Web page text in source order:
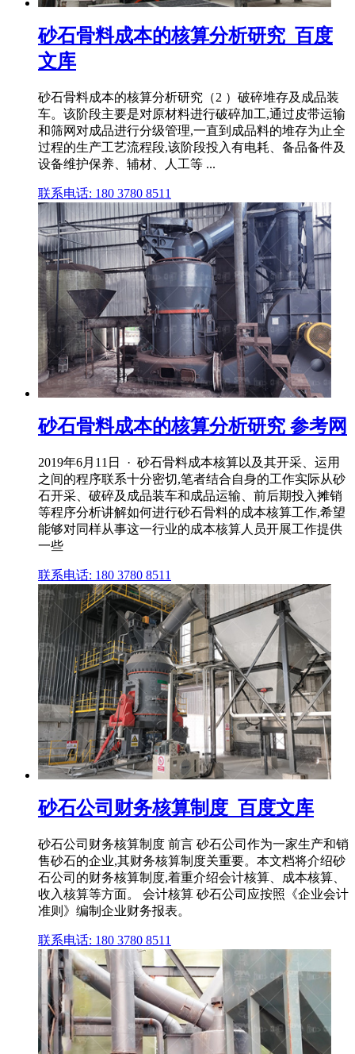
砂石骨料成本的核算分析研究_百度
文库
砂石骨料成本的核算分析研究（2 ）破碎堆存及成品装
车。该阶段主要是对原材料进行破碎加工,通过皮带运输
和筛网对成品进行分级管理,一直到成品料的堆存为止全
过程的生产工艺流程段,该阶段投入有电耗、备品备件及
设备维护保养、辅材、人工等 ...
联系电话: 180 3780 8511
砂石骨料成本的核算分析研究 参考网
2019年6月11日 · 砂石骨料成本核算以及其开采、运用
之间的程序联系十分密切,笔者结合自身的工作实际从砂
石开采、破碎及成品装车和成品运输、前后期投入摊销
等程序分析讲解如何进行砂石骨料的成本核算工作,希望
能够对同样从事这一行业的成本核算人员开展工作提供
一些
联系电话: 180 3780 8511
砂石公司财务核算制度_百度文库
砂石公司财务核算制度 前言 砂石公司作为一家生产和销
售砂石的企业,其财务核算制度关重要。本文档将介绍砂
石公司的财务核算制度,着重介绍会计核算、成本核算、
收入核算等方面。 会计核算 砂石公司应按照《企业会计
准则》编制企业财务报表。
联系电话: 180 3780 8511